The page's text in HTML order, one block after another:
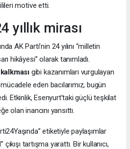
motive etti.
yıllık mirası
AK Parti’nin 24 yılını “milletin
hikâyesi” olarak tanımladı.
gibi kazanımları vurgulayan
eden bacılarımız, bugün
Etkinlik, Esenyurt’taki güçlü teşkilat
olan inancını yansıttı.
etiketiyle paylaşımlar
çıkışı tartışma yarattı. Bir kullanıcı,